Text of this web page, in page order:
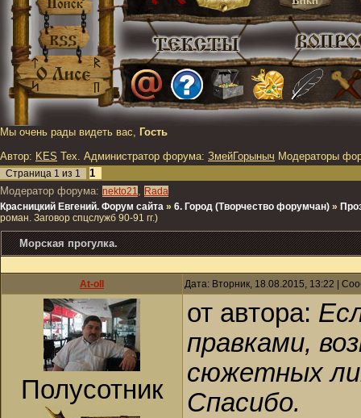
Мы очень рады видеть вас, Гость
Автор: KES Тех. Администратор форума: ЗмейГорыныч Модераторы
Страница 1 из 1
1
Модератор форума: nekto21, Rada
Красницкий Евгений. Форум сайта » 6. Город (Творчество форумчан) »
роман. Заговор спцслужб 90-91 гг.)
Морская прогулка.
At-oll Дата: Вторник, 18.08.2015, 13:22 |
Полусотник
от автора:
правками,
сюжетных
Спасибо.